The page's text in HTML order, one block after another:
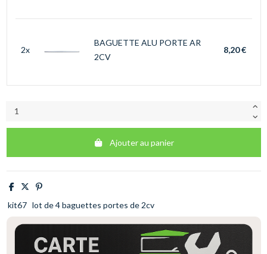
2x
BAGUETTE ALU PORTE AR
2CV
8,20 €
Ajouter au panier
kit67 lot de 4 baguettes portes de 2cv